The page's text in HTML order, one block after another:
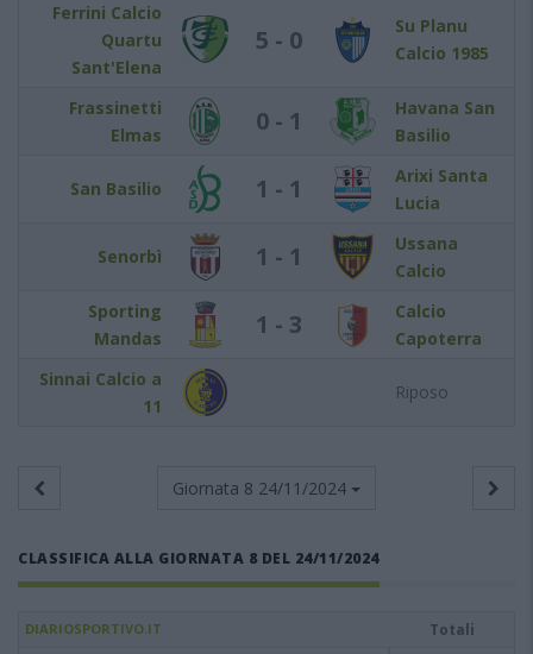
Ferrini Calcio
Quartu
Sant'Elena
5 - 0
Su Planu
Calcio 1985
Frassinetti
Elmas
0 - 1
Havana San
Basilio
San Basilio 1 - 1
Arixi Santa
Lucia
Senorbì 1 - 1
Ussana
Calcio
Sporting
Mandas
1 - 3
Calcio
Capoterra
Sinnai Calcio a
11
Riposo
Giornata 8 24/11/2024
CLASSIFICA ALLA GIORNATA 8 DEL 24/11/2024
DIARIOSPORTIVO.IT
Totali